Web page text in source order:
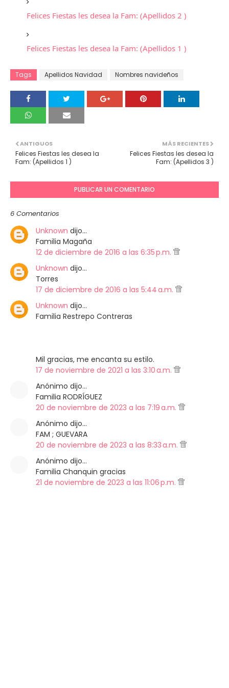
Felices Fiestas les desea la Fam: (Apellidos 2 )
Felices Fiestas les desea la Fam: (Apellidos 1 )
Tags Apellidos Navidad Nombres navideños
MÁS RECIENTES
Felices Fiestas les desea la
Fam: (Apellidos 3 )
ANTIGUOS
Felices Fiestas les desea la
Fam: (Apellidos 1 )
PUBLICAR UN COMENTARIO
6 Comentarios
Unknown dijo…
Familia Magaña
12 de diciembre de 2016 a las 6:35 p.m.
Unknown dijo…
Torres
17 de diciembre de 2016 a las 5:44 a.m.
Unknown dijo…
Familia Restrepo Contreras
Mil gracias, me encanta su estilo.
17 de noviembre de 2021 a las 3:10 a.m.
Anónimo dijo…
Familia RODRÍGUEZ
20 de noviembre de 2023 a las 7:19 a.m.
Anónimo dijo…
FAM ; GUEVARA
20 de noviembre de 2023 a las 8:33 a.m.
Anónimo dijo…
Familia Chanquin gracias
21 de noviembre de 2023 a las 11:06 p.m.